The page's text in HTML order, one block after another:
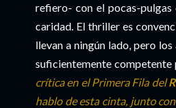
refiero- con el pocas-pulgas
caridad. El thriller es
llevan a ningún lado, pero
suficientemente competente
crítica en el Primera Fila del
hablo de esta cinta, junto